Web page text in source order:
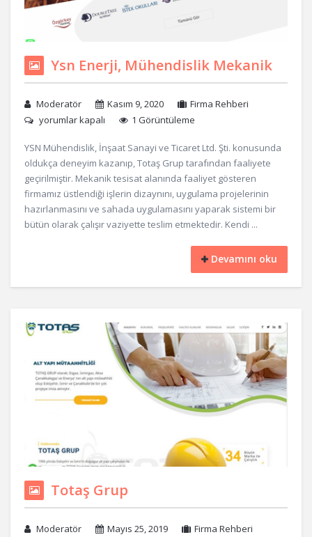
Ysn Enerji, Mühendislik Mekanik
Moderatör Kasım 9, 2020
Firma Rehberi
yorumlar kapalı
1 Görüntüleme
YSN Mühendislik, İnşaat Sanayi ve Ticaret Ltd. Şti. konusunda
oldukça deneyim kazanıp, Totaş Grup tarafından faaliyete
geçirilmiştir. Mekanik tesisat alanında faaliyet gösteren
firmamız üstlendiği işlerin dizaynını, uygulama projelerinin
hazırlanmasını ve sahada uygulamasını yaparak sistemi bir
bütün olarak çalışır vaziyette teslim etmektedir. Kendi ...
Devamını oku
Totaş Grup
Moderatör Mayıs 25, 2019
Firma Rehberi